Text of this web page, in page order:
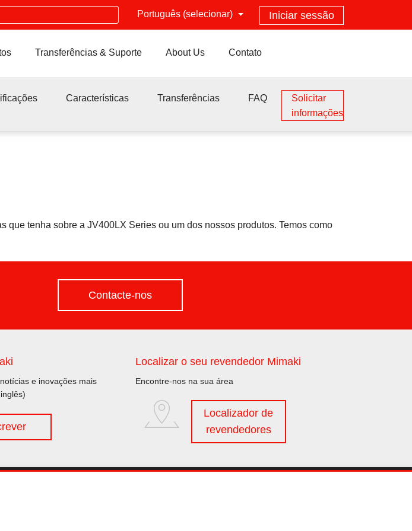
Iniciar sessão
Português (selecionar)
Transferências & Suporte About Us Contato
Características Transferências FAQ
Solicitar
informações
tenha sobre a JV400LX Series ou um dos nossos produtos. Temos como
Contacte-nos
e inovações mais
Localizar o seu revendedor Mimaki
Encontre-nos na sua área
Localizador de
revendedores